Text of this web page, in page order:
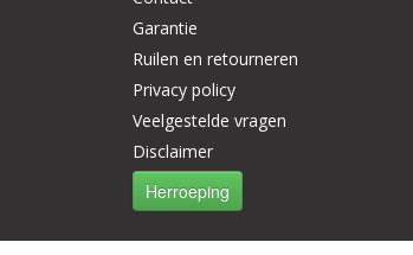
Garantie
Ruilen en retourneren
Privacy policy
Veelgestelde vragen
Disclaimer
Herroeping